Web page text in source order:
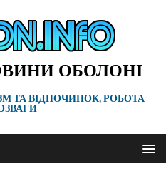
ОБОЛОНІ
ТА ВІДПОЧИНОК, РОБОТА